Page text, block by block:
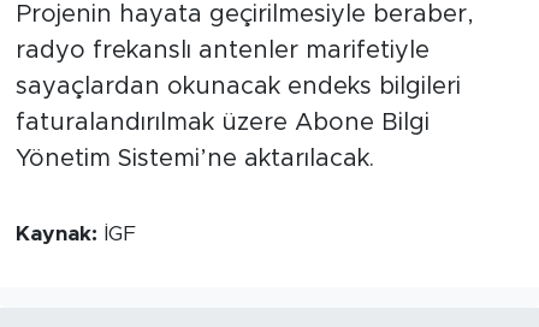
Projenin hayata geçirilmesiyle beraber,
radyo frekanslı antenler marifetiyle
sayaçlardan okunacak endeks bilgileri
faturalandırılmak üzere Abone Bilgi
Yönetim Sistemi’ne aktarılacak.
Kaynak: İGF